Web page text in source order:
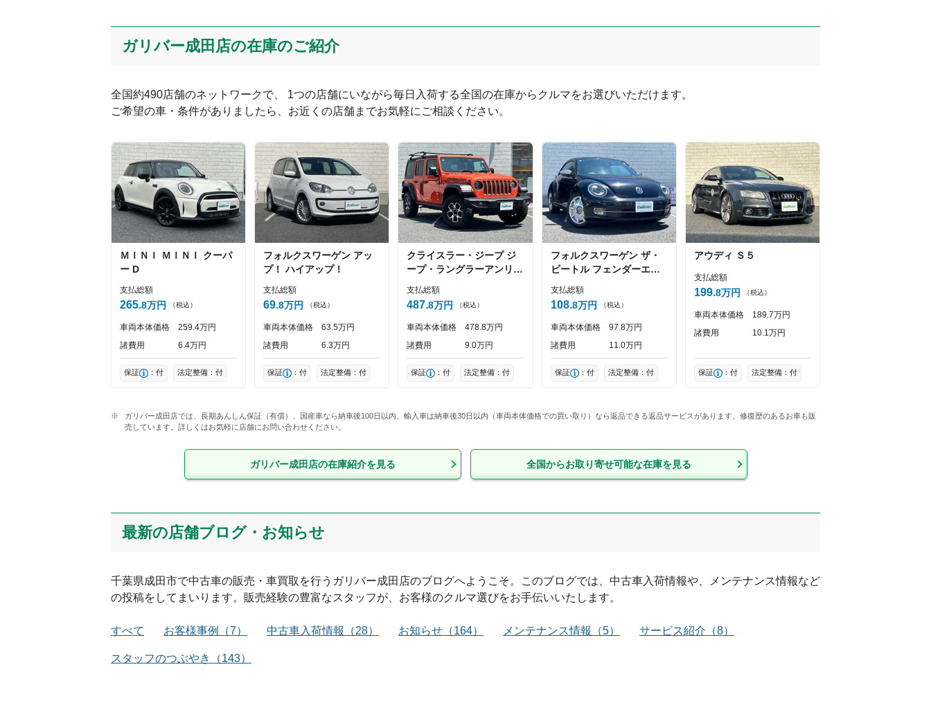
ガリバー成田店の在庫のご紹介
全国約490店舗のネットワークで、 1つの店舗にいながら毎日入荷する全国の在庫からクルマをお選びいただけます。
ご希望の車・条件がありましたら、お近くの店舗までお気軽にご相談ください。
ＭＩＮＩ ＭＩＮＩ
クーパ
ー D
支払総額
265 8万円 （税込）
車両本体価格 259 4万円
諸費用
6 4万円
保証 ：付 法定整備：付
フォルクスワーゲン アッ
プ！ ハイアップ！
支払総額
69 8万円 （税込）
車両本体価格 63 5万円
諸費用
6 3万円
保証 ：付 法定整備：付
クライスラー・ジープ ジ
ープ・ラングラーアンリミ
ビコン
支払総額
487 8万円 （税込）
車両本体価格 478 8万円
諸費用
9 0万円
保証 ：付 法定整備：付
フォルクスワーゲン ザ・
ビートル フェンダーエデ
支払総額
108 8万円 （税込）
車両本体価格 97 8万円
諸費用
11 0万円
保証 ：付 法定整備：付
アウディ Ｓ５
支払総額
199 8万円 （税込）
車両本体価格 189 7万円
諸費用
10 1万円
保証 ：付 法定整備：付
ガリバー成田店では、長期あんしん保証（有償）、国産車なら納車後100日以内、輸入車は納車後30日以内（車両本体価格での買い取り）なら返品できる返品サービスがあります。修復歴のあるお車も販
売しています。詳しくはお気軽に店舗にお問い合わせください。
ガリバー成田店の在庫紹介を見る 全国からお取り寄せ可能な在庫を見る
最新の店舗ブログ・お知らせ
千葉県成田市で中古車の販売・車買取を行う ガリバー成田店のブログへようこそ。このブログでは、中古車入荷情報や、メンテナンス情報など
の投稿をしてまいります。販売経験の豊富なスタッフが、お客様のクルマ選びをお手伝いいたします。
すべて お客様事例 （7） 中古車入荷情報 （28） お知らせ （164） メンテナンス情報 （5） サービス紹介 （8）
スタッフのつぶやき （143）